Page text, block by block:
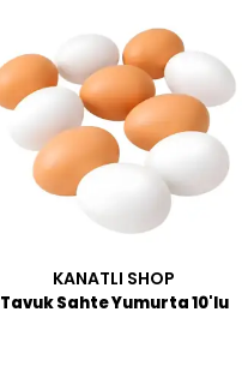
KANATLI SHOP
Tavuk Sahte Yumurta 10'lu